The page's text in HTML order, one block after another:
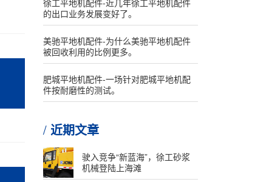
的出口业务发展变好了。
美驰平地机配件-为什么美驰平地机配件
被回收利用的比例更多。
肥城平地机配件-一场针对肥城平地机配
件按耐磨性的测试。
近期文章
驶入竞争“新蓝海”，徐工砂浆
机械登陆上海滩